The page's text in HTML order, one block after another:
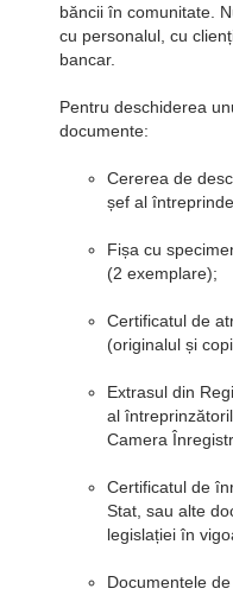
băncii în comunitate.
cu personalul, cu
bancar.
Pentru deschiderea
documente:
Cererea de
șef al
Fișa cu
(2 exemplare);
Certificatul de
(originalul și
Extrasul din
al
Camera
Certificatul de
Stat, sau alte
legislației în
Documentele